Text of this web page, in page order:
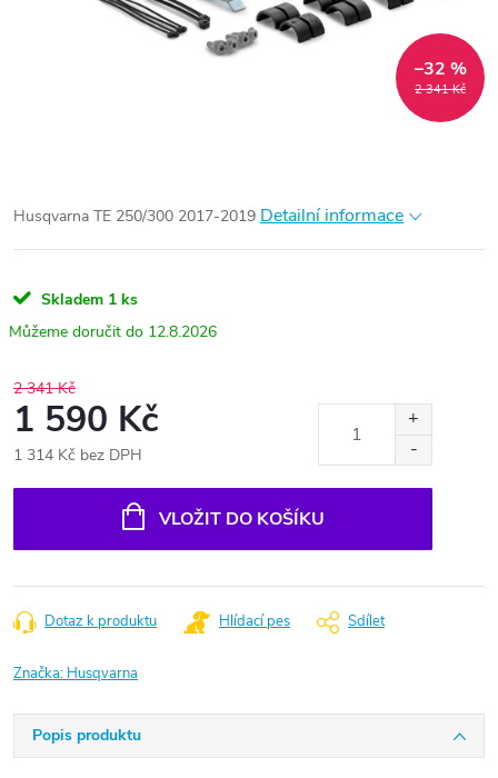
2 341 Kč
–32 %
Husqvarna TE 250/300 2017-2019 Detailní informace
Skladem 1 ks
12.8.2026
2 341 Kč
1 590 Kč
1 314 Kč bez DPH
VLOŽIT DO KOŠÍKU
Dotaz k produktu Hlídací pes Sdílet
Značka: Husqvarna
Popis produktu